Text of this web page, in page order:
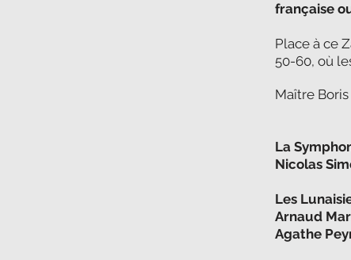
française
Place à ce
50-60, où
Maître
La
Nicolas
Les
Arnaud
Agathe